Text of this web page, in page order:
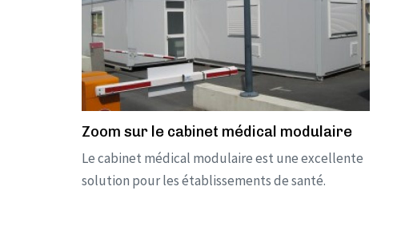
Zoom sur le cabinet médical modulaire
Le cabinet médical modulaire est une excellente
solution pour les établissements de santé.